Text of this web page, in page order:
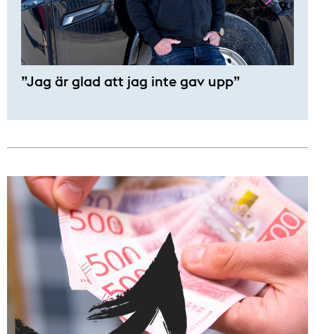
”Jag är glad att jag inte gav upp”